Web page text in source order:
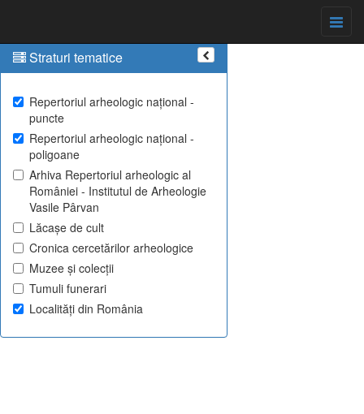
Straturi tematice
Repertoriul arheologic național -
puncte
Repertoriul arheologic național -
poligoane
Arhiva Repertoriul arheologic al
României - Institutul de Arheologie
Vasile Pârvan
Lăcașe de cult
Cronica cercetărilor arheologice
Muzee și colecții
Tumuli funerari
Localități din România